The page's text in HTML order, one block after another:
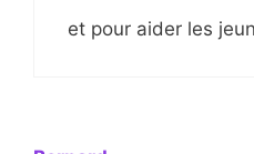
et pour aider les